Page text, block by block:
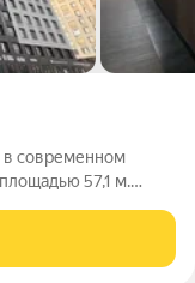
в современном
57,1 м.